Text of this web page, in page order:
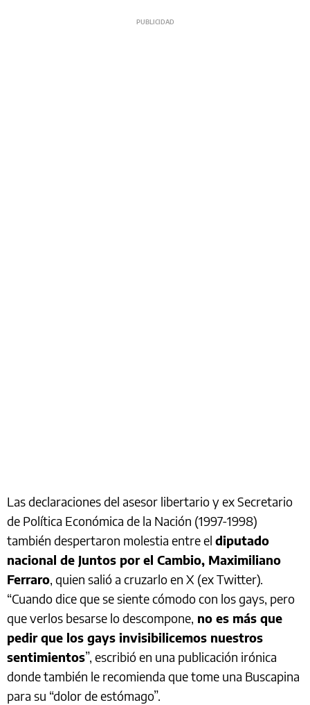
Las declaraciones del asesor libertario y ex Secretario
de Política Económica de la Nación (1997-1998)
también despertaron molestia entre el diputado
nacional de Juntos por el Cambio, Maximiliano
Ferraro, quien salió a cruzarlo en X (ex Twitter).
“Cuando dice que se siente cómodo con los gays, pero
que verlos besarse lo descompone, no es más que
pedir que los gays invisibilicemos nuestros
sentimientos”, escribió en una publicación irónica
donde también le recomienda que tome una Buscapina
para su “dolor de estómago”.